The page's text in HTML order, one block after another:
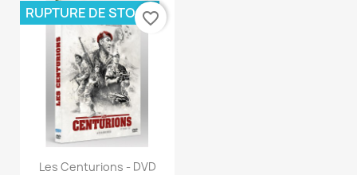
Les Centurions - DVD
RUPTURE DE STOCK
favorite_border